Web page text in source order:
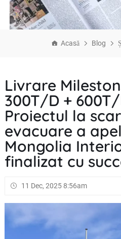
Acasă Blog
Livrare
300T/D +
Proiectul la
evacuare a
Mongolia
finalizat cu
11 Dec, 2025 8:56am